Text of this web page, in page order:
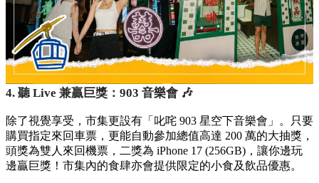
4. 聽 Live 兼贏巨獎：903 音樂會 🎶
除了視覺享受，市集更設有「叱咤 903 星空下音樂會」。只要
購買指定來回車票，更能自動參加總值高達 200 萬的大抽獎，
頭獎為雙人來回機票，二獎為 iPhone 17 (256GB)，讓你邊玩
邊贏巨獎！市集內的食肆亦會提供限定的小食及飲品優惠。